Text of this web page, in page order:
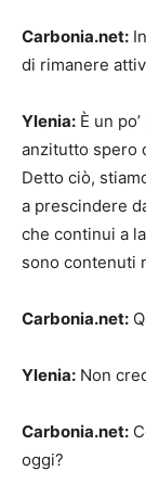
Carbonia.net:
di rimanere
Ylenia: È un
anzitutto spero
Detto ciò,
a prescindere
che continui a
sono contenuti
Carbonia.net:
Ylenia: Non
Carbonia.net:
oggi?